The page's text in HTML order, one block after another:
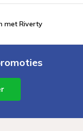
met Riverty